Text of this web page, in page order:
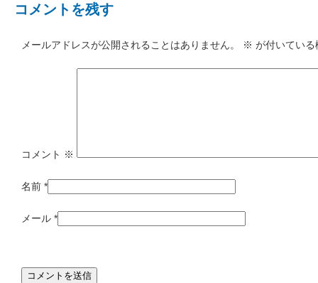
コメントを残す
メールアドレスが公開されることはありません。 ※ が付いてい
コメント ※
名前 *
メール *